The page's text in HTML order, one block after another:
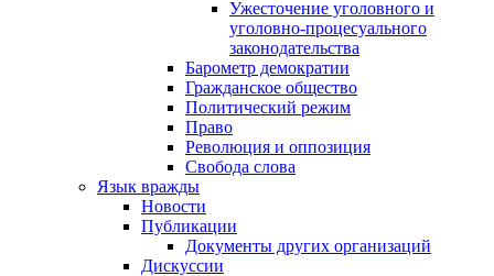
Ужесточение уголовного и
уголовно-процесуального
законодательства
Барометр демократии
Гражданское общество
Политический режим
Право
Революция и оппозиция
Свобода слова
Язык вражды
Новости
Публикации
Документы других организаций
Дискуссии